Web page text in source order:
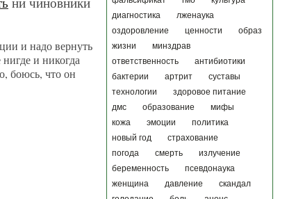
диагностика
лженаука
оздоровление
ценности
образ
жизни
минздрав
ответственность
антибиотики
бактерии
артрит
суставы
технологии
здоровое питание
дмс
образование
мифы
кожа
эмоции
политика
новый год
страхование
погода
смерть
излучение
беременность
псевдонаука
женщина
давление
скандал
и надо вернуть
и никогда
боюсь, что он